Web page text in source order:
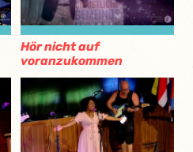
Hör nicht auf
voranzukommen